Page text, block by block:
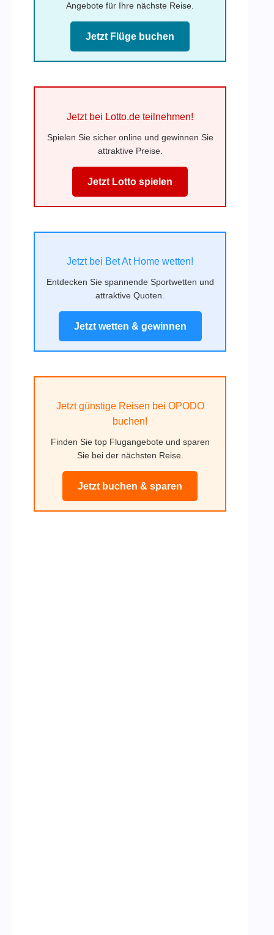
Angebote für Ihre nächste Reise.
Jetzt Flüge buchen
Jetzt bei Lotto.de teilnehmen!
Spielen Sie sicher online und gewinnen Sie
attraktive Preise.
Jetzt Lotto spielen
Jetzt bei Bet At Home wetten!
Entdecken Sie spannende Sportwetten und
attraktive Quoten.
Jetzt wetten & gewinnen
Jetzt günstige Reisen bei OPODO
buchen!
Finden Sie top Flugangebote und sparen
Sie bei der nächsten Reise.
Jetzt buchen & sparen